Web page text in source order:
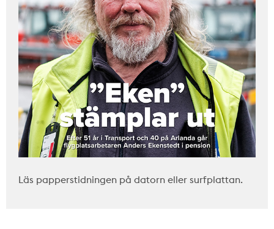
Läs papperstidningen på datorn eller surfplattan.